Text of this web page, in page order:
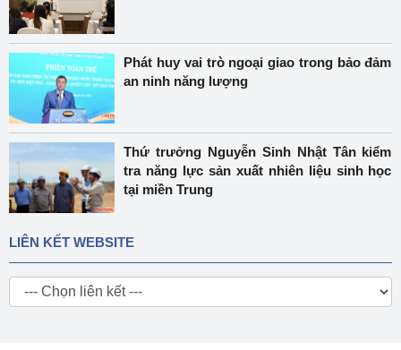
Phát huy vai trò ngoại giao trong bảo đảm
an ninh năng lượng
Thứ trưởng Nguyễn Sinh Nhật Tân kiểm
tra năng lực sản xuất nhiên liệu sinh học
tại miền Trung
LIÊN KẾT WEBSITE